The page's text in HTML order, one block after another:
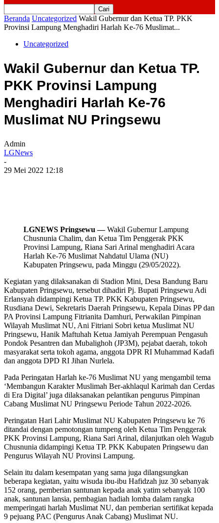
Beranda Uncategorized Wakil Gubernur dan Ketua TP. PKK
Provinsi Lampung Menghadiri Harlah Ke-76 Muslimat...
Uncategorized
Wakil Gubernur dan Ketua TP.
PKK Provinsi Lampung
Menghadiri Harlah Ke-76
Muslimat NU Pringsewu
Admin
LGNews
-
29 Mei 2022 12:18
LGNEWS Pringsewu —Wakil Gubernur Lampung
Chusnunia Chalim, dan Ketua Tim Penggerak PKK
Provinsi Lampung, Riana Sari Arinal menghadiri Acara
Harlah Ke-76 Muslimat Nahdatul Ulama (NU)
Kabupaten Pringsewu, pada Minggu (29/05/2022).
Kegiatan yang dilaksanakan di Stadion Mini, Desa Bandung Baru
Kabupaten Pringsewu, tersebut dihadiri Pj. Bupati Pringsewu Adi
Erlansyah didampingi Ketua TP. PKK Kabupaten Pringsewu,
Rusdiana Dewi, Sekretaris Daerah Pringsewu, Kepala Dinas PP dan
PA Provinsi Lampung Fitrianita Damhuri, Perwakilan Pimpinan
Wilayah Muslimat NU, Ani Fitriani Sobri ketua Muslimat NU
Pringsewu, Hanik Maftuhah Ketua Jamiyah Perempuan Pengasuh
Pondok Pesantren dan Mubalighoh (JP3M), pejabat daerah, tokoh
masyarakat serta tokoh agama, anggota DPR RI Muhammad Kadafi
dan anggota DPD RI Jihan Nurlela.
Pada Peringatan Harlah ke-76 Muslimat NU yang mengambil tema
‘Membangun Karakter Muslimah Ber-akhlaqul Karimah dan Cerdas
di Era Digital’ juga dilaksanakan pelantikan pengurus Pimpinan
Cabang Muslimat NU Pringsewu Periode Tahun 2022-2026.
Peringatan Hari Lahir Muslimat NU Kabupaten Pringsewu ke 76
ditandai dengan pemotongan tumpeng oleh Ketua Tim Penggerak
PKK Provinsi Lampung, Riana Sari Arinal, dilanjutkan oleh Wagub
Chusnunia didampingi Ketua TP. PKK Kabupaten Pringsewu dan
Pengurus Wilayah NU Provinsi Lampung.
Selain itu dalam kesempatan yang sama juga dilangsungkan
beberapa kegiatan, yaitu wisuda ibu-ibu Hafidzah juz 30 sebanyak
152 orang, pemberian santunan kepada anak yatim sebanyak 100
anak, santunan lansia, pembagian hadiah lomba dalam rangka
memperingati harlah Muslimat NU, dan pemberian sertifikat kepada
9 pejuang PAC (Pengurus Anak Cabang) Muslimat NU.